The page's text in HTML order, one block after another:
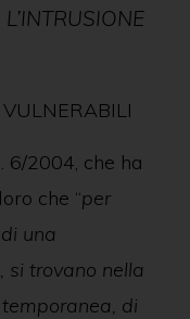
6/2004, che ha
che “per
una
si trovano nella
di